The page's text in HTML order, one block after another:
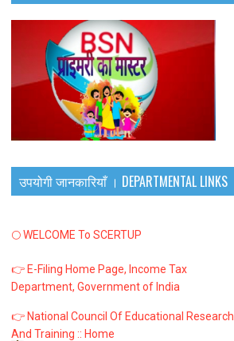
उपयोगी जानकारियाँ । DEPARTMENTAL LINKS
🌕 WELCOME To SCERTUP
👉 E-Filing Home Page, Income Tax
Department, Government of India
👉 National Council Of Educational Research
And Training :: Home